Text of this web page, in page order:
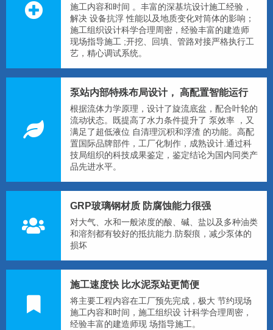
施工内容和时间 。丰富的深基坑设计施工经验，
解决 设备抗浮 性能以及地质变化对筒体的影响；
施工组织设计科学合理周密，经验丰富的建造师
现场指导施工 ;开挖、回填、管路对接严格执行工
艺，精心调试系统。
泵站内部特殊布局设计， 高配置智能运行
根据流体力学原理，设计了旋流底盆，配合叶轮的
流动状态。既提高了水力条件提升了 泵效率 ，又
满足了超低液位 自清理沉积和浮渣 的功能。高配
置国际品牌部件，工厂化制作，成熟设计.通过科
技局组织的科技成果鉴定，鉴定结论为国内同类产
品先进水平。
GRP玻璃钢材质 防腐蚀能力很强
对大气、水和一般浓度的酸、碱、盐以及多种油类
和溶剂都有较好的抵抗能力.防裂痕，减少泵体的
损坏
施工速度快 比水泥泵站更简便
将主要工程内容在工厂预先完成，极大 节约现场
施工内容和时间，施工组织设 计科学合理周密，
经验丰富的建造师现 场指导施工。